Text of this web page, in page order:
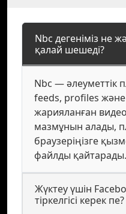
Nbc дегеніміз не
қалай шешеді?
Nbc — әлеуметтік
feeds, profiles
жарияланған
мазмұнын алады,
браузеріңізге
файлды қайтарады.
Жүктеу үшін
тіркелгісі керек пе?